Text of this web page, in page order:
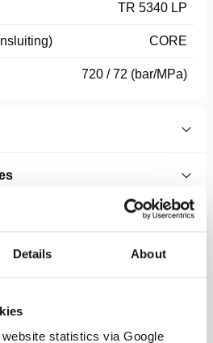
Details About
statistics via Google
TR 5340 LP
CORE
720 / 72 (bar/MPa)